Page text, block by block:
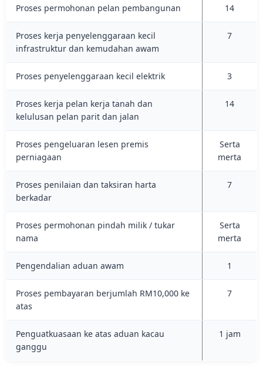
Proses permohonan pelan pembangunan 14
Proses kerja penyelenggaraan kecil
infrastruktur dan kemudahan awam
7
Proses penyelenggaraan kecil elektrik 3
Proses kerja pelan kerja tanah dan
kelulusan pelan parit dan jalan
14
Proses pengeluaran lesen premis
perniagaan
Serta
merta
Proses penilaian dan taksiran harta
berkadar
7
Proses permohonan pindah milik / tukar
nama
Serta
merta
Pengendalian aduan awam 1
Proses pembayaran berjumlah RM10,000 ke
atas
7
Penguatkuasaan ke atas aduan kacau
ganggu
1 jam